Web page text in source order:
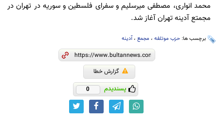
محمد انواری، مصطفی میرسلیم و سفرای فلسطین و سوریه در تهران در
مجمتع آدینه تهران آغاز شد.
برچسب ها: حزب موتلفه ، مجمع ،آدینه
گزارش خطا
پسندیدم 0